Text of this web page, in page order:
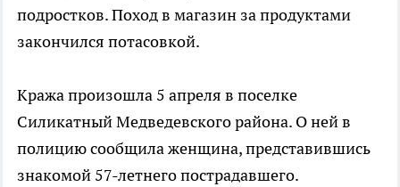
подростков. Поход в магазин за продуктами
закончился потасовкой.
Кража произошла 5 апреля в поселке
Силикатный Медведевского района. О ней в
полицию сообщила женщина, представившись
знакомой 57-летнего пострадавшего.